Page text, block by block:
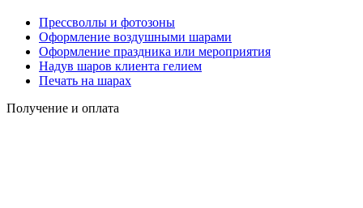
Прессволлы и фотозоны
Оформление воздушными шарами
Оформление праздника или мероприятия
Надув шаров клиента гелием
Печать на шарах
Получение и оплата